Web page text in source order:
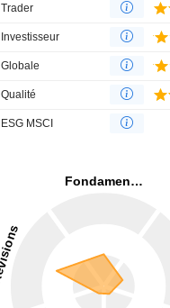
Trader
Investisseur
Globale
Qualité
ESG MSCI